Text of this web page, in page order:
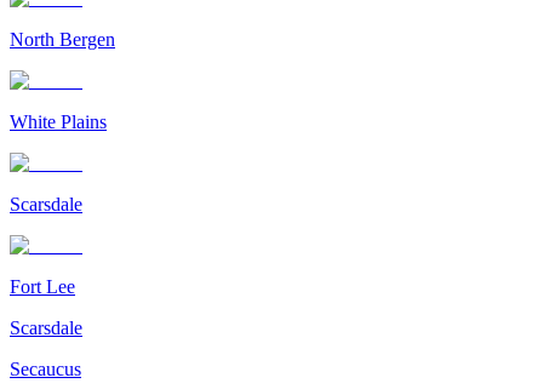
North Bergen
White Plains
Scarsdale
Fort Lee
Scarsdale
Secaucus